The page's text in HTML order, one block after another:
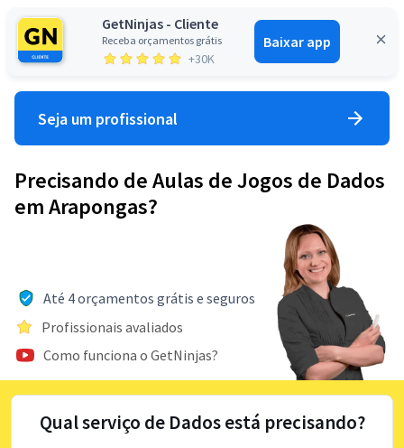
GetNinjas - Cliente
Receba orçamentos grátis
+30K
Baixar app
Entrar
Seja um profissional
Precisando de Aulas de Jogos de Dados
em Arapongas?
Até 4 orçamentos grátis e seguros
Profissionais avaliados
Como funciona o GetNinjas?
Qual serviço de Dados está precisando?